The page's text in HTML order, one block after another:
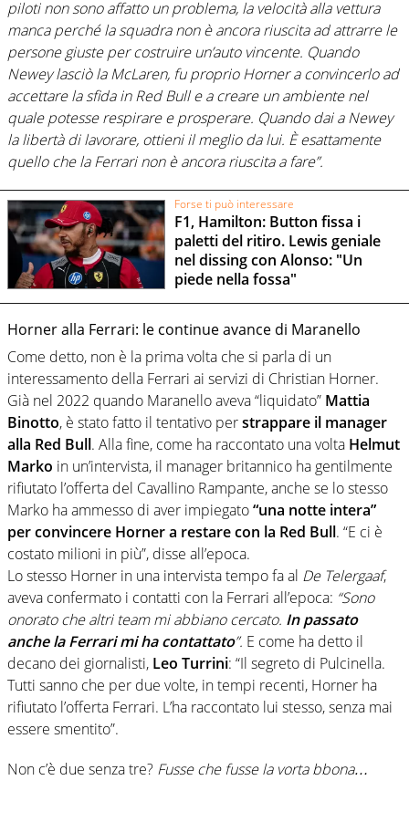
piloti non sono affatto un problema, la velocità alla vettura
manca perché la squadra non è ancora riuscita ad attrarre le
persone giuste per costruire un’auto vincente. Quando
Newey lasciò la McLaren, fu proprio Horner a convincerlo ad
accettare la sfida in Red Bull e a creare un ambiente nel
quale potesse respirare e prosperare. Quando dai a Newey
la libertà di lavorare, ottieni il meglio da lui. È esattamente
quello che la Ferrari non è ancora riuscita a fare”.
Forse ti può interessare
F1, Hamilton: Button fissa i
paletti del ritiro. Lewis geniale
nel dissing con Alonso: "Un
piede nella fossa"
Horner alla Ferrari: le continue avance di Maranello
Come detto, non è la prima volta che si parla di un
interessamento della Ferrari ai servizi di Christian Horner.
Già nel 2022 quando Maranello aveva “liquidato” Mattia
Binotto, è stato fatto il tentativo perstrappare il manager
alla Red Bull. Alla fine, come ha raccontato una volta Helmut
Marko in un’intervista, il manager britannico ha gentilmente
rifiutato l’offerta del Cavallino Rampante, anche se lo stesso
Marko ha ammesso di aver impiegato“una notte intera”
per convincere Horner a restare con la Red Bull. “E ci è
costato milioni in più”, disse all’epoca.
Lo stesso Horner in una intervista tempo fa al De Telergaaf,
aveva confermato i contatti con la Ferrari all’epoca: “Sono
onorato che altri team mi abbiano cercato. In passato
anche la Ferrari mi ha contattato”. E come ha detto il
decano dei giornalisti, Leo Turrini: “Il segreto di Pulcinella.
Tutti sanno che per due volte, in tempi recenti, Horner ha
rifiutato l’offerta Ferrari. L’ha raccontato lui stesso, senza mai
essere smentito”.
Non c’è due senza tre? Fusse che fusse la vorta bbona…